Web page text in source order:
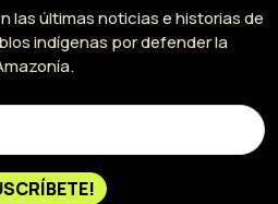
las últimas noticias e historias de
indígenas por defender la